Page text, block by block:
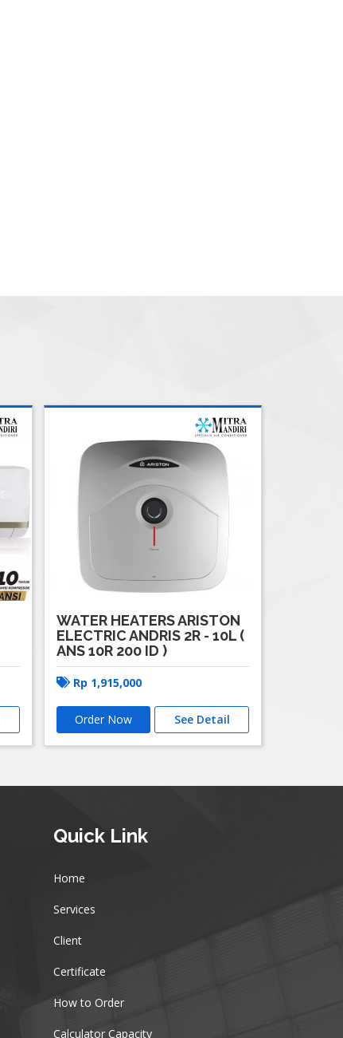
WATER HEATERS ARISTON
ELECTRIC ANDRIS 2R - 10L (
ANS 10R 200 ID )
Rp 1,915,000
Order Now See Detail
Quick Link
Home
Services
Client
Certificate
How to Order
Calculator Capacity